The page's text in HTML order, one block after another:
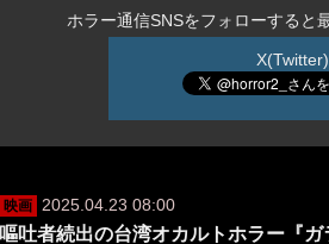
ホラー通信SNSをフォローすると
X(Twitter)
映画 2025.04.23 08:00
嘔吐者続出の台湾オカルトホラー『